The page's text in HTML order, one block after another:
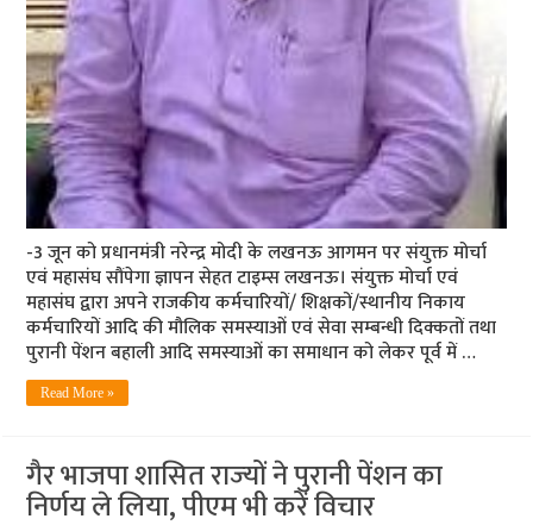
-3 जून को प्रधानमंत्री नरेन्‍द्र मोदी के लखनऊ आगमन पर संयुक्त मोर्चा
एवं महासंघ सौंपेगा ज्ञापन सेहत टाइम्‍स लखनऊ। संयुक्त मोर्चा एवं
महासंघ द्वारा अपने राजकीय कर्मचारियों/ शिक्षकों/स्थानीय निकाय
कर्मचारियों आदि की मौलिक समस्याओं एवं सेवा सम्बन्धी दिक्कतों तथा
पुरानी पेंशन बहाली आदि समस्याओं का समाधान को लेकर पूर्व में …
Read More »
गैर भाजपा शासित राज्‍यों ने पुरानी पेंशन का
निर्णय ले लिया, पीएम भी करें विचार